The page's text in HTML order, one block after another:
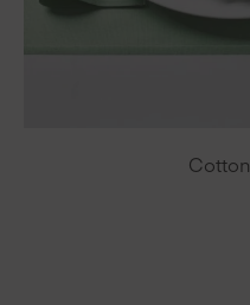
Cotton